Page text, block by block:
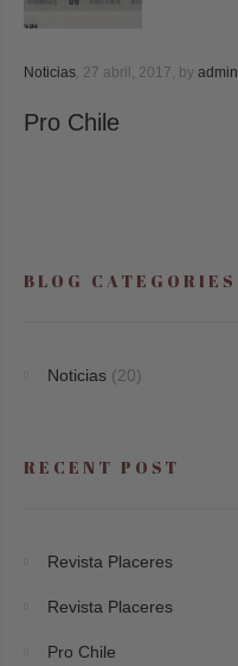
Noticias 27 abril, 2017, by admin
Pro Chile
BLOG CATEGORIES
Noticias (20)
RECENT POST
Revista Placeres
Revista Placeres
Pro Chile